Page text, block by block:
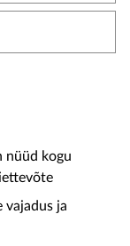
nüüd kogu
vajadus ja